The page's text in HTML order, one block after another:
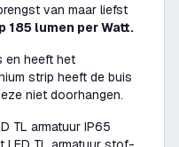
van maar liefst
185 lumen per Watt.
en heeft het
strip heeft de buis
niet doorhangen.
TL armatuur IP65